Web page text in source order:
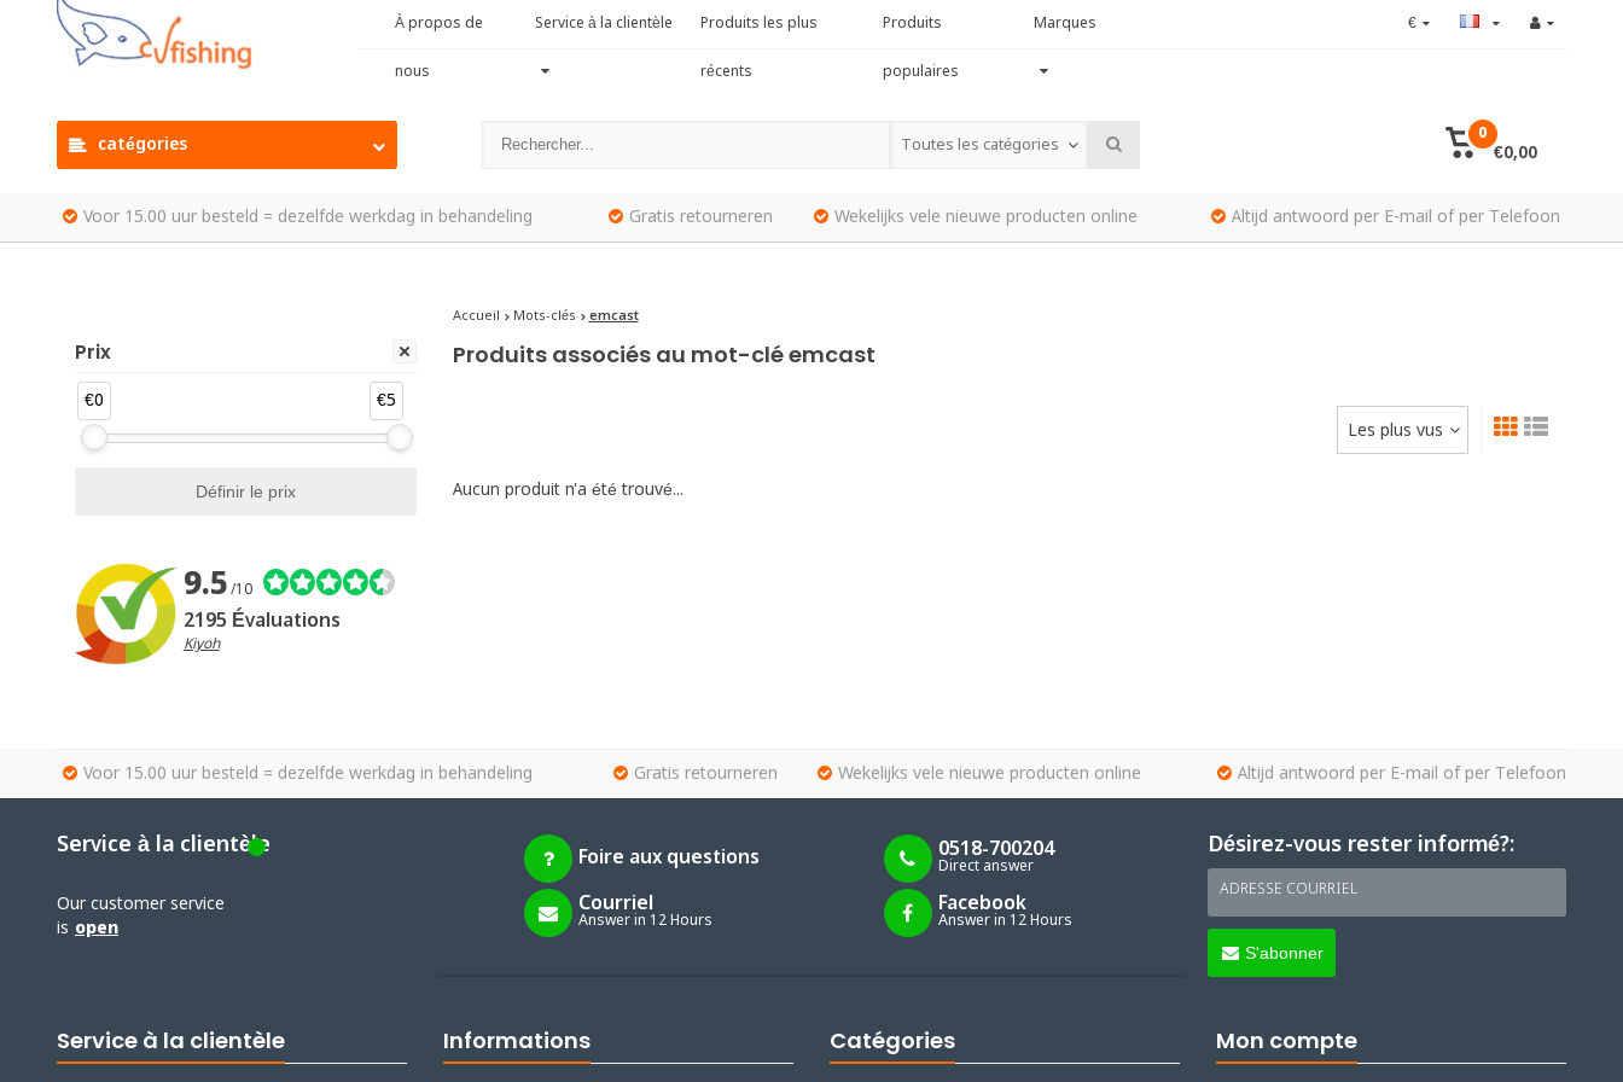
À propos de
nous
Service à la clientèle Produits les plus
récents
Produits
populaires
Marques €
catégories Toutes les catégories
0
€0,00
Voor 15.00 uur besteld = dezelfde werkdag in behandeling Gratis retourneren Wekelijks vele nieuwe producten online Altijd antwoord per E-mail of per Telefoon
Prix
€0 €5
9.5/10
2195 Évaluations
Kiyoh
Accueil Mots-clés emcast
Produits associés au mot-clé emcast
Les plus vus
Aucun produit n'a été trouvé...
Voor 15.00 uur besteld = dezelfde werkdag in behandeling Gratis retourneren Wekelijks vele nieuwe producten online Altijd antwoord per E-mail of per Telefoon
Service à la clientèle
Our customer service
is open
Foire aux questions 0518-700204
Direct answer
Courriel
Answer in 12 Hours
Facebook
Answer in 12 Hours
Désirez-vous rester informé?:
ADRESSE COURRIEL
S'abonner
Service à la clientèle Informations Catégories Mon compte